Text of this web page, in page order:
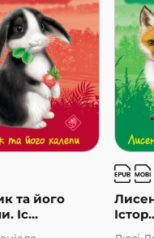
та його
Іс...